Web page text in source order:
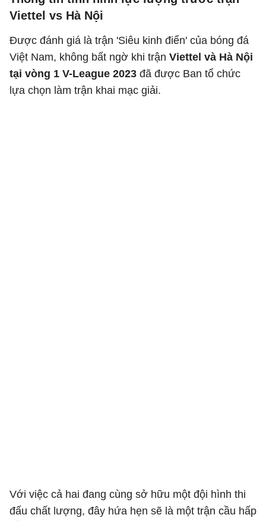
Viettel vs Hà Nội
Được đánh giá là trận 'Siêu kinh điển' của bóng đá
Việt Nam, không bất ngờ khi trận Viettel và Hà Nội
tại vòng 1 V-League 2023 đã được Ban tổ chức
lựa chọn làm trận khai mạc giải.
Với việc cả hai đang cùng sở hữu một đội hình thi
đấu chất lượng, đây hứa hẹn sẽ là một trận cầu hấp